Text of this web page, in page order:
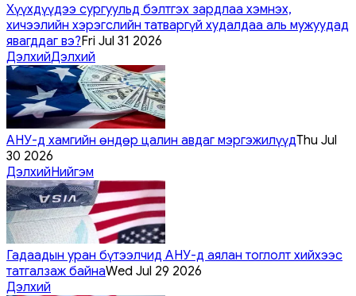
Хүүхдүүдээ сургуульд бэлтгэх зардлаа хэмнэх,
хичээлийн хэрэгслийн татваргүй худалдаа аль мужуудад
явагддаг вэ?Fri Jul 31 2026
ДэлхийДэлхий
АНУ-д хамгийн өндөр цалин авдаг мэргэжилүүдThu Jul
30 2026
ДэлхийНийгэм
Гадаадын уран бүтээлчид АНУ-д аялан тоглолт хийхээс
татгалзаж байнаWed Jul 29 2026
Дэлхий